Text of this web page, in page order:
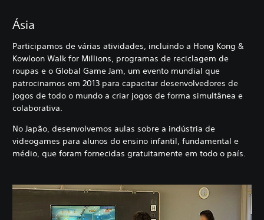
Ásia
Participamos de várias atividades, incluindo a Hong Kong &
Kowloon Walk for Millions, programas de reciclagem de
roupas e o Global Game Jam, um evento mundial que
patrocinamos em 2013 para capacitar desenvolvedores de
jogos de todo o mundo a criar jogos de forma simultânea e
colaborativa.
No Japão, desenvolvemos aulas sobre a indústria de
videogames para alunos do ensino infantil, fundamental e
médio, que foram fornecidas gratuitamente em todo o país.